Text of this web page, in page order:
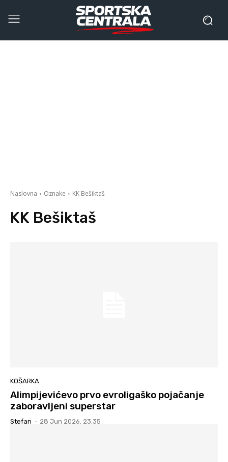
Naslovna Oznake KK Bešiktaš
KK Bešiktaš
KOŠARKA
Alimpijevićevo prvo evroligaško pojačanje
zaboravljeni superstar
Stefan - 28 Jun 2026. 23:35